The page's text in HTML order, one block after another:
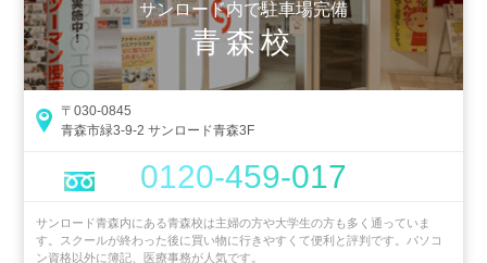
サンロード内で駐車場完備
青森校
〒030-0845
青森市緑3-9-2 サンロード青森3F
0120-459-017
サンロード青森内にある青森校は主婦の方や大学生の方も多く通っていま
す。スクールが終わった後に買い物に行きやすくて便利と評判です。パソコ
ン資格以外に簿記、医療事務が人気です。